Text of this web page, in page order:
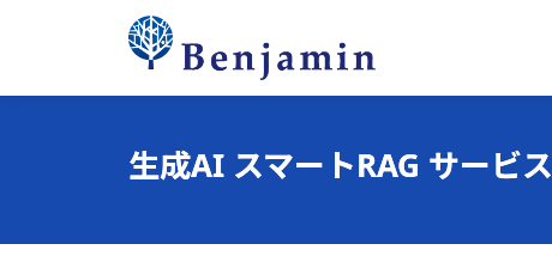
生成AI スマートRAG サービス